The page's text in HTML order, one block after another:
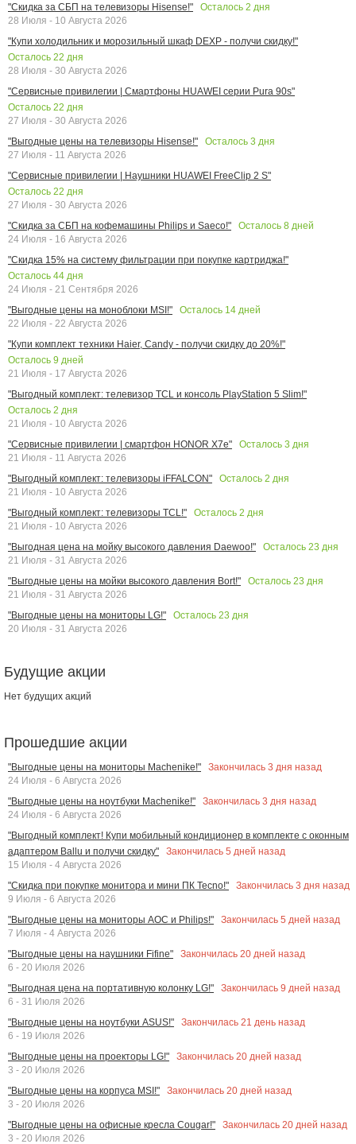
"Скидка за СБП на телевизоры Hisense!"
Осталось 2 дня
28 Июля - 10 Августа 2026
"Купи холодильник и морозильный шкаф DEXP - получи скидку!"
Осталось 22 дня
28 Июля - 30 Августа 2026
"Сервисные привилегии | Смартфоны HUAWEI серии Pura 90s"
Осталось 22 дня
27 Июля - 30 Августа 2026
"Выгодные цены на телевизоры Hisense!"
Осталось 3 дня
27 Июля - 11 Августа 2026
"Сервисные привилегии | Наушники HUAWEI FreeClip 2 S"
Осталось 22 дня
27 Июля - 30 Августа 2026
"Скидка за СБП на кофемашины Philips и Saeco!"
Осталось 8 дней
24 Июля - 16 Августа 2026
"Скидка 15% на систему фильтрации при покупке картриджа!"
Осталось 44 дня
24 Июля - 21 Сентября 2026
"Выгодные цены на моноблоки MSI!"
Осталось 14 дней
22 Июля - 22 Августа 2026
"Купи комплект техники Haier, Candy - получи скидку до 20%!"
Осталось 9 дней
21 Июля - 17 Августа 2026
"Выгодный комплект: телевизор TCL и консоль PlayStation 5 Slim!"
Осталось 2 дня
21 Июля - 10 Августа 2026
"Сервисные привилегии | смартфон HONOR X7e"
Осталось 3 дня
21 Июля - 11 Августа 2026
"Выгодный комплект: телевизоры iFFALCON"
Осталось 2 дня
21 Июля - 10 Августа 2026
"Выгодный комплект: телевизоры TCL!"
Осталось 2 дня
21 Июля - 10 Августа 2026
"Выгодная цена на мойку высокого давления Daewoo!"
Осталось 23 дня
21 Июля - 31 Августа 2026
"Выгодные цены на мойки высокого давления Bort!"
Осталось 23 дня
21 Июля - 31 Августа 2026
"Выгодные цены на мониторы LG!"
Осталось 23 дня
20 Июля - 31 Августа 2026
Будущие акции
Нет будущих акций
Прошедшие акции
"Выгодные цены на мониторы Machenike!" Закончилась 3 дня назад
24 Июля - 6 Августа 2026
"Выгодные цены на ноутбуки Machenike!"
Закончилась 3 дня назад
24 Июля - 6 Августа 2026
"Выгодный комплект! Купи мобильный кондиционер в комплекте с оконным
адаптером Ballu и получи скидку"
Закончилась 5 дней назад
15 Июля - 4 Августа 2026
"Скидка при покупке монитора и мини ПК Tecno!"
Закончилась 3 дня назад
9 Июля - 6 Августа 2026
"Выгодные цены на мониторы AOC и Philips!"
Закончилась 5 дней назад
7 Июля - 4 Августа 2026
"Выгодные цены на наушники Fifine"
Закончилась 20 дней назад
6 - 20 Июля 2026
"Выгодная цена на портативную колонку LG!"
Закончилась 9 дней назад
6 - 31 Июля 2026
"Выгодные цены на ноутбуки ASUS!"
Закончилась 21 день назад
6 - 19 Июля 2026
"Выгодные цены на проекторы LG!"
Закончилась 20 дней назад
3 - 20 Июля 2026
"Выгодные цены на корпуса MSI!"
Закончилась 20 дней назад
3 - 20 Июля 2026
"Выгодные цены на офисные кресла Cougar!"
Закончилась 20 дней назад
3 - 20 Июля 2026